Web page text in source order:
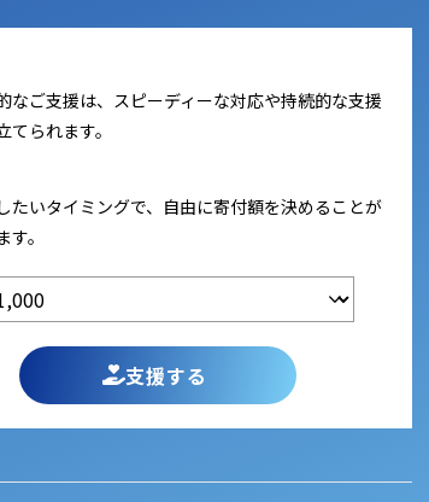
なご支援は、スピーディーな対応や持続的な支援
てられます。
たいタイミングで、自由に寄付額を決めることが
す。
支援する